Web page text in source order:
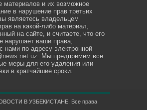
материалов и их возможное
в нарушение прав третьих
являетесь владельцем
на какой-либо материал,
на сайте, и считаете, что его
нарушает ваши права,
нами по адресу электронной
. Мы предпримем все
меры для его удаления или
в кратчайшие сроки.
В УЗБЕКИСТАНЕ. Все права